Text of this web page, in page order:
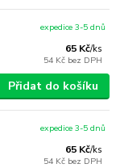
65 Kč/ks
54 Kč bez DPH
expedice 3-5 dnů
Přidat do košíku
65 Kč/ks
54 Kč bez DPH
expedice 3-5 dnů